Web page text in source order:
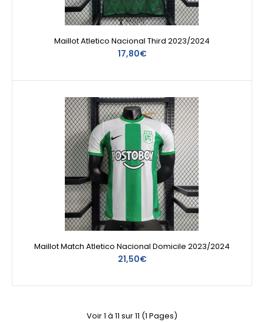
Maillot Atletico Nacional Third 2023/2024
17,80€
Maillot Match Atletico Nacional Domicile 2023/2024
21,50€
Voir 1 à 11 sur 11 (1 Pages)